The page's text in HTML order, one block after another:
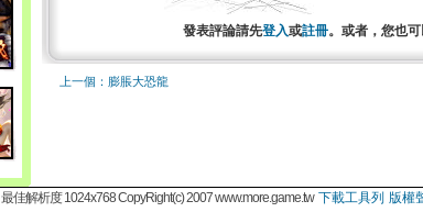
發表評論請先登入或註冊。或者，您也
上一個：膨脹大恐龍
最佳解析度 1024x768 CopyRight(c) 2007 www.more.game.tw 下載工具列 版權